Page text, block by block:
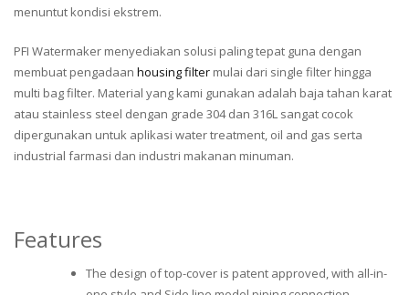
menuntut kondisi ekstrem.
PFI Watermaker menyediakan solusi paling tepat guna dengan
membuat pengadaan housing filter mulai dari single filter hingga
multi bag filter. Material yang kami gunakan adalah baja tahan karat
atau stainless steel dengan grade 304 dan 316L sangat cocok
dipergunakan untuk aplikasi water treatment, oil and gas serta
industrial farmasi dan industri makanan minuman.
Features
The design of top-cover is patent approved, with all-in-